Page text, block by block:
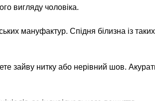
вигляду чоловіка.
мануфактур. Спідня білизна із
зайву нитку або нерівний шов.